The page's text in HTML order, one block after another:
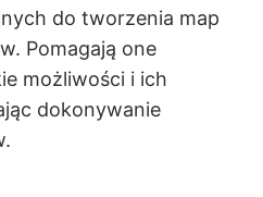
do tworzenia map
Pomagają one
możliwości i ich
dokonywanie